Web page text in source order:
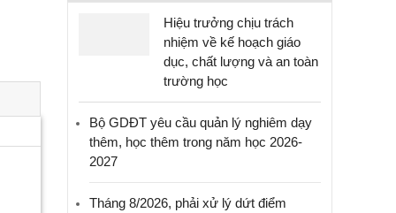
Hiệu trưởng chịu trách
nhiệm về kế hoạch giáo
dục, chất lượng và an toàn
trường học
Bộ GDĐT yêu cầu quản lý nghiêm dạy
thêm, học thêm trong năm học 2026-
2027
Tháng 8/2026, phải xử lý dứt điểm